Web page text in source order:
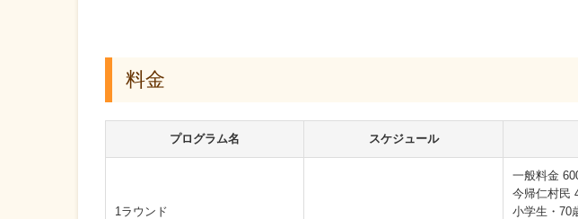
料金
プログラム名 スケジュール
1ラウンド
一般料金
今帰仁村民
小学生・70